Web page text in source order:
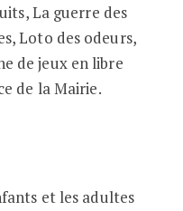
La guerre des
Loto des odeurs,
de jeux en libre
de la Mairie.
et les adultes